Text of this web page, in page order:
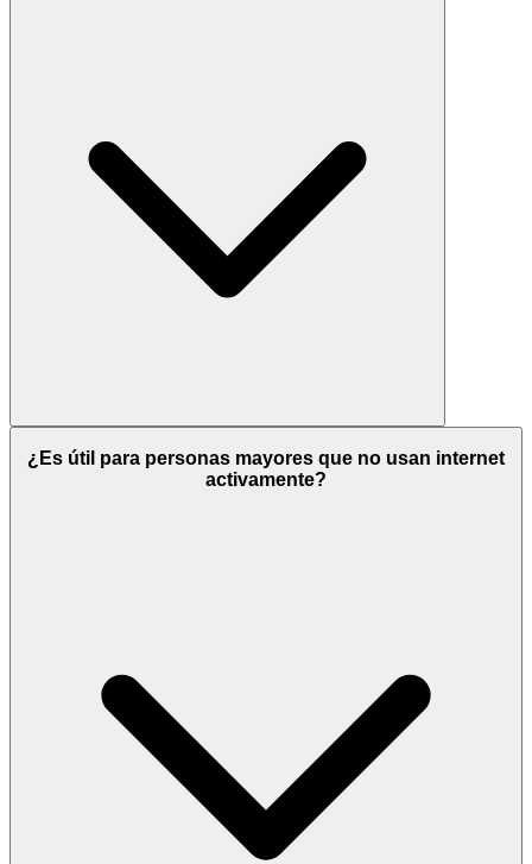
¿Es útil para personas mayores que no usan internet
activamente?